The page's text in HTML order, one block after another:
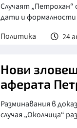
Случаят
дати и формалности
Политика
24
Нови
аферата
Разминавания в
случая „Околчица“